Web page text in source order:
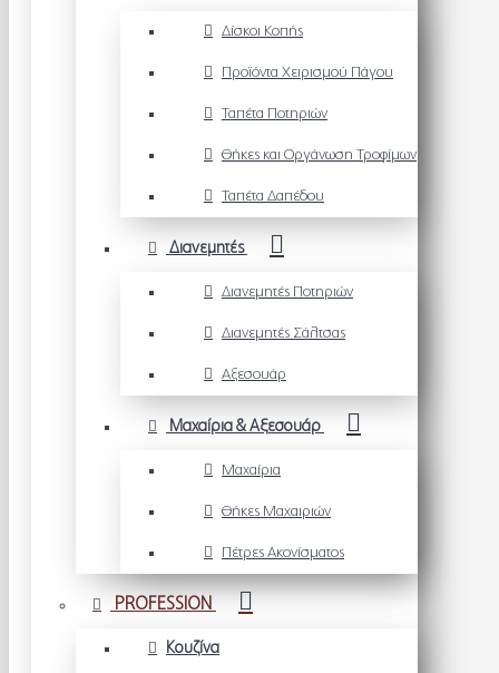
Δίσκοι Κοπής
Προϊόντα Χειρισμού Πάγου
Ταπέτα Ποτηριών
Θήκες και Οργάνωση Τροφίμων
Ταπέτα Δαπέδου
Διανεμητές
Διανεμητές Ποτηριών
Διανεμητές Σάλτσας
Αξεσουάρ
Μαχαίρια & Αξεσουάρ
Μαχαίρια
Θήκες Μαχαιριών
Πέτρες Ακονίσματος
PROFESSION
Κουζίνα